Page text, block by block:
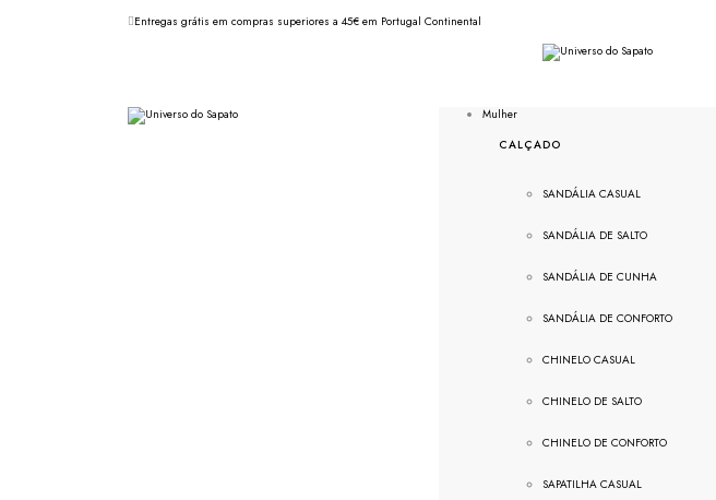
Entregas grátis em compras superiores a 45€ em Portugal Continental
Mulher
CALÇADO
SANDÁLIA CASUAL
SANDÁLIA DE SALTO
SANDÁLIA DE CUNHA
SANDÁLIA DE CONFORTO
CHINELO CASUAL
CHINELO DE SALTO
CHINELO DE CONFORTO
SAPATILHA CASUAL